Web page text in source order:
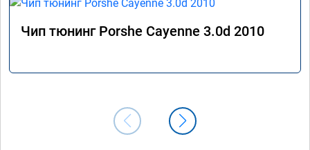
Чип тюнинг Porshe Cayenne 3.0d 2010